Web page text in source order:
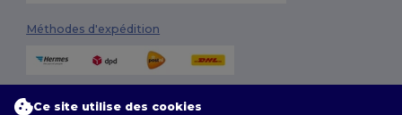
Méthodes d'expédition
Ce site utilise des cookies